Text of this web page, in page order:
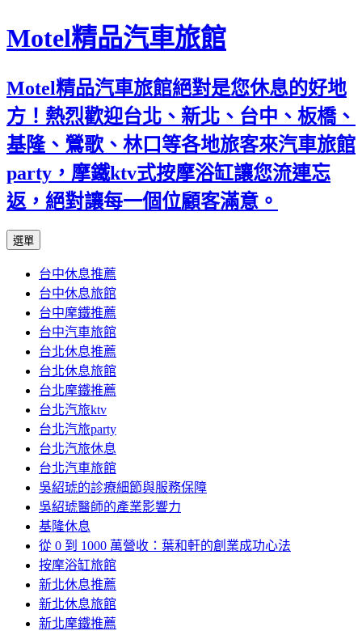
Motel精品汽車旅館
Motel精品汽車旅館絕對是您休息的好地
方！熱烈歡迎台北、新北、台中、板橋、
基隆、鶯歌、林口等各地旅客來汽車旅館
party，摩鐵ktv式按摩浴缸讓您流連忘
返，絕對讓每一個位顧客滿意。
選單
內
容
台中休息推薦
台中休息旅館
台中摩鐵推薦
台中汽車旅館
台北休息推薦
台北休息旅館
台北摩鐵推薦
台北汽旅ktv
台北汽旅party
台北汽旅休息
台北汽車旅館
吳紹琥的診療細節與服務保障
吳紹琥醫師的產業影響力
基隆休息
從 0 到 1000 萬營收：葉和軒的創業成功心法
按摩浴缸旅館
新北休息推薦
新北休息旅館
新北摩鐵推薦